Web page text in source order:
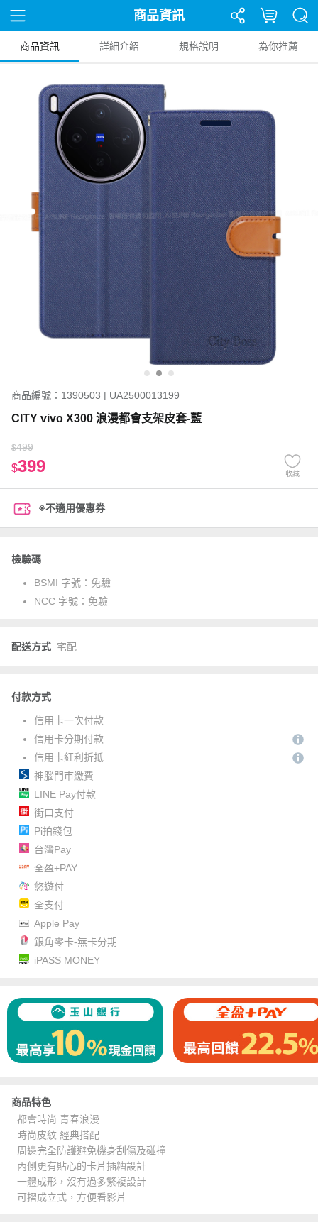
商品資訊
商品資訊 詳細介紹 規格說明 為你推薦
商品編號：1390503 | UA2500013199
CITY vivo X300 浪漫都會支架皮套-藍
$499
$399 收藏
※不適用優惠券
檢驗碼
BSMI 字號： 免驗
NCC 字號： 免驗
配送方式 宅配
付款方式
信用卡一次付款
信用卡分期付款
信用卡紅利折抵
神腦門市繳費
LINE Pay付款
街口支付
Pi拍錢包
台灣Pay
全盈+PAY
悠遊付
全支付
Apple Pay
銀角零卡-無卡分期
iPASS MONEY
商品特色
都會時尚 青春浪漫
時尚皮紋 經典搭配
周邊完全防護避免機身刮傷及碰撞
內側更有貼心的卡片插糟設計
一體成形，沒有過多繁複設計
可摺成立式，方便看影片